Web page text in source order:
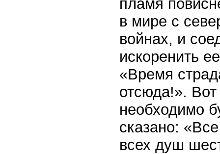
пламя
в мире с
войнах, и
искоренить
«Время
отсюда!». Вот
необходимо
сказано:
всех душ